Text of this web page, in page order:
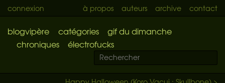
connexion à propos auteurs archive contact
blogvipère catégories
gif du dimanche
chroniques
électrofucks